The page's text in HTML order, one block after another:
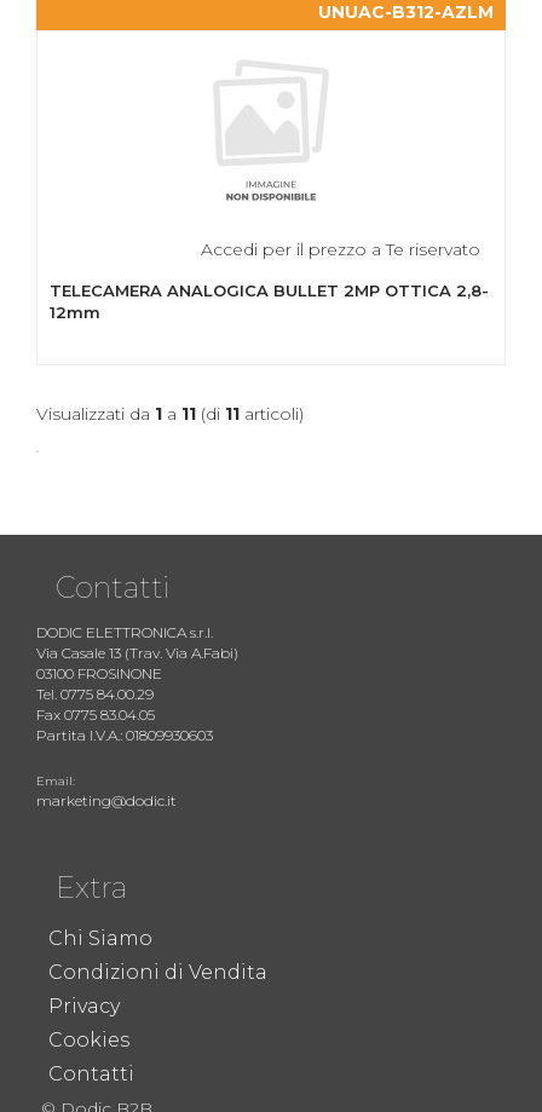
UNUAC-B312-AZLM
Accedi per il prezzo a Te riservato
TELECAMERA ANALOGICA BULLET 2MP OTTICA 2,8-
12mm
Visualizzati da 1 a 11 (di 11 articoli)
Contatti
DODIC ELETTRONICA s.r.l.
Via Casale 13 (Trav. Via A.Fabi)
03100 FROSINONE
Tel. 0775 84.00.29
Fax 0775 83.04.05
Partita I.V.A.: 01809930603
Email:
marketing@dodic.it
Extra
Chi Siamo
Condizioni di Vendita
Privacy
Cookies
Contatti